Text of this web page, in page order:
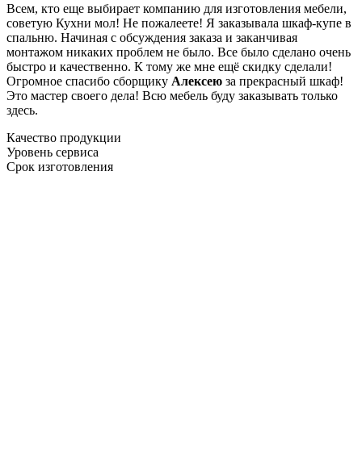
Всем, кто еще выбирает компанию для изготовления мебели,
советую Кухни мол! Не пожалеете! Я заказывала шкаф-купе в
спальню. Начиная с обсуждения заказа и заканчивая
монтажом никаких проблем не было. Все было сделано очень
быстро и качественно. К тому же мне ещё скидку сделали!
Огромное спасибо сборщику Алексею за прекрасный шкаф!
Это мастер своего дела! Всю мебель буду заказывать только
здесь.
Качество продукции
Уровень сервиса
Срок изготовления